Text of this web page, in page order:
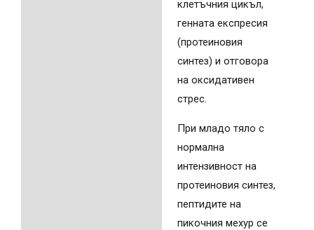
клетъчния цикъл,
генната експресия
(протеиновия
синтез) и отговора
на оксидативен
стрес.
При младо тяло с
нормална
интензивност на
протеиновия синтез,
пептидите на
пикочния мехур се